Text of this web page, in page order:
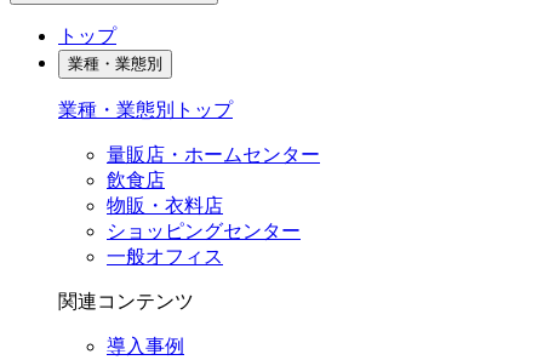
トップ
業種・業態別
業種・業態別トップ
量販店・ホームセンター
飲食店
物販・衣料店
ショッピングセンター
一般オフィス
関連コンテンツ
導入事例